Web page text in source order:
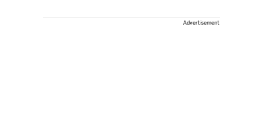
Advertisement